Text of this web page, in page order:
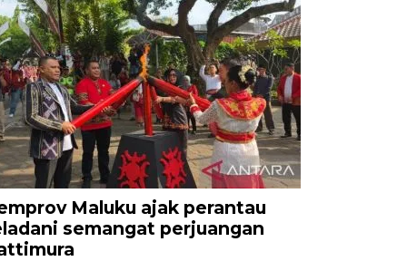
Maluku ajak perantau
semangat perjuangan